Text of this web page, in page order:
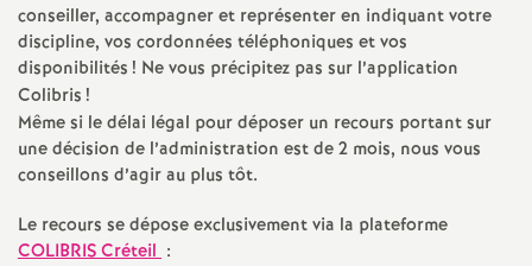
m
e
n
t
conseiller, accompagner et représenter en indiquant votre
discipline, vos cordonnées téléphoniques et vos
disponibilités ! Ne vous précipitez pas sur l’application
Colibris !
Même si le délai légal pour déposer un recours portant sur
une décision de l’administration est de 2 mois, nous vous
conseillons d’agir au plus tôt.
Le recours se dépose exclusivement via la plateforme
COLIBRISCréteil :